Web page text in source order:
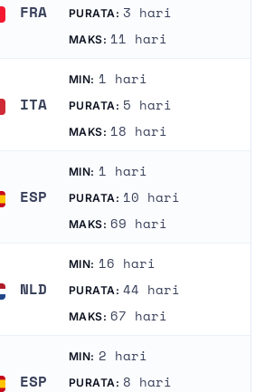
FRA PURATA: 3 hari
MAKS: 11 hari
ITA
MIN: 1 hari
PURATA: 5 hari
MAKS: 18 hari
ESP
MIN: 1 hari
PURATA: 10 hari
MAKS: 69 hari
NLD
MIN: 16 hari
PURATA: 44 hari
MAKS: 67 hari
ESP
MIN: 2 hari
PURATA: 8 hari